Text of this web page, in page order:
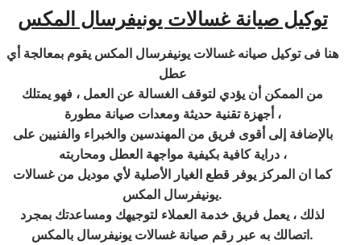
توكيل صيانة غسالات يونيفرسال المكس
هنا فى توكيل صيانه غسالات يونيفرسال المكس يقوم بمعالجة أي
عطل
من الممكن أن يؤدي لتوقف الغسالة عن العمل ، فهو يمتلك
أجهزة تقنية حديثة ومعدات صيانة مطورة ،
بالإضافة إلى أقوى فريق من المهندسين والخبراء والفنيين على
دراية كافية بكيفية مواجهة العطل ومحاربته ،
كما ان المركز يوفر قطع الغيار الأصلية لأي موديل من غسالات
يونيفرسال المكس.
لذلك ، يعمل فريق خدمة العملاء لتوجيهك ومساعدتك بمجرد
اتصالك به عبر رقم صيانة غسالات يونيفرسال بالمكس.